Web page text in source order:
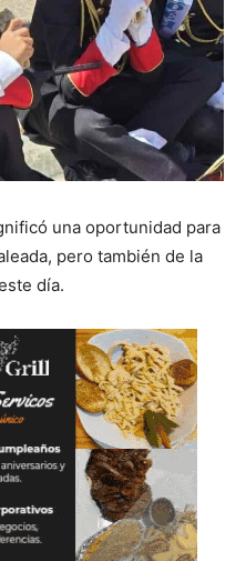
una oportunidad para
pero también de la
día.